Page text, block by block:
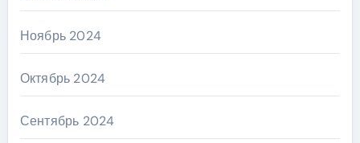
Ноябрь 2024
Октябрь 2024
Сентябрь 2024